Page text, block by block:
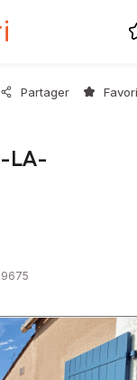
Partager
LA-